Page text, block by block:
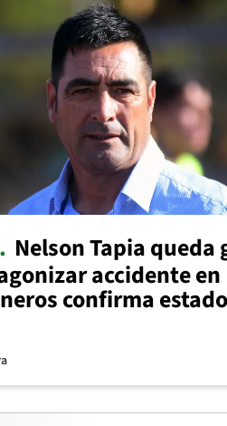
Nelson Tapia queda
accidente en
confirma